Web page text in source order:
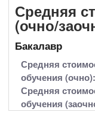
Средняя
(очно/
Бакалавр
Средняя
обучения (очно):
Средняя
обучения